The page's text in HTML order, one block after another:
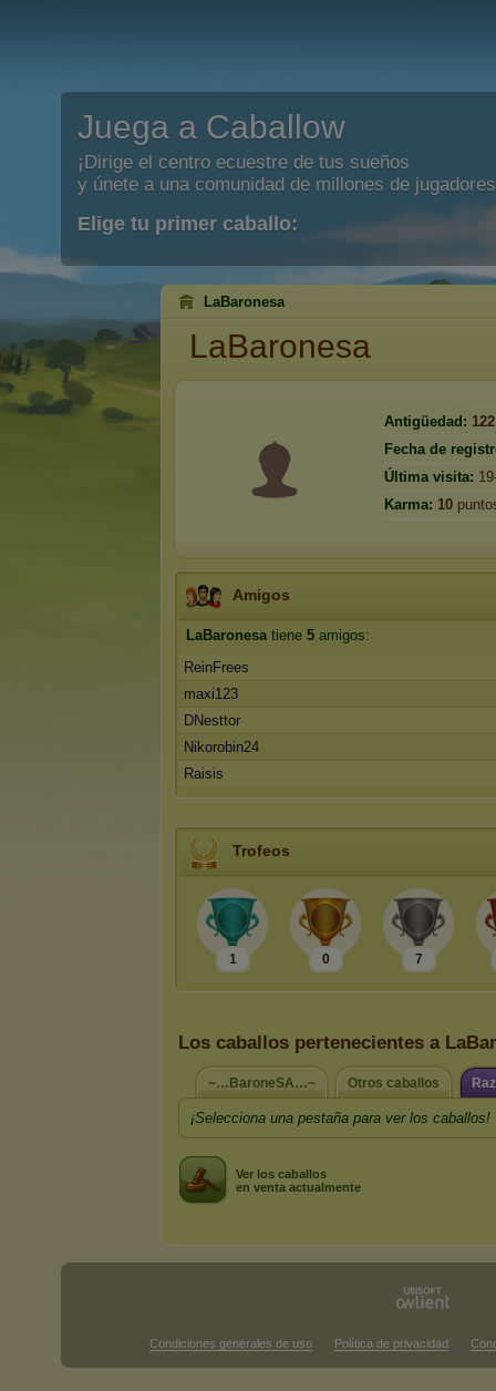
Juega a Caballow
¡Dirige el centro ecuestre de tus sueños
y únete a una comunidad de millones de
Elige tu primer caballo:
LaBaronesa
LaBaronesa
Antigüedad: 122
Fecha de
Última visita:
Karma: 10
Amigos
LaBaronesatiene 5 amigos:
ReinFrees
maxi123
DNesttor
Nikorobin24
Raisis
Trofeos
1 0 7
Los caballos pertenecientes a
~…BaroneSA…~ Otros caballos
¡Selecciona una pestaña para ver los caballos!
Ver los caballos
en venta actualmente
Condiciones generales de uso Política de privacidad